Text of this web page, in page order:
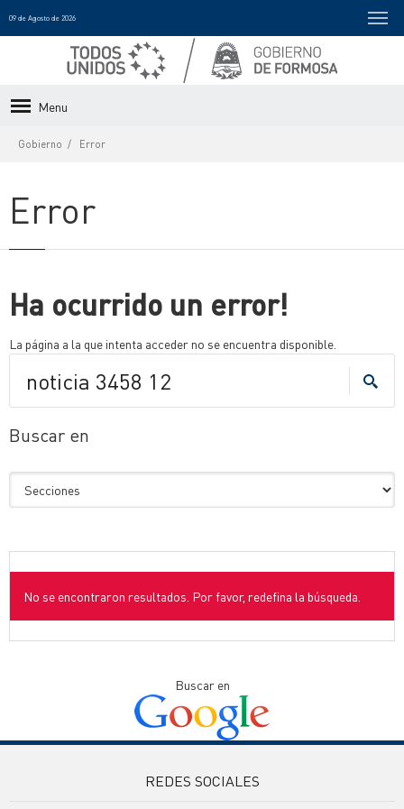
09 de Agosto de 2026
Menu
Gobierno Error
Error
Ha ocurrido un error!
La página a la que intenta acceder no se encuentra disponible.
Buscar en
No se encontraron resultados. Por favor, redefina la búsqueda.
Buscar en
REDES SOCIALES